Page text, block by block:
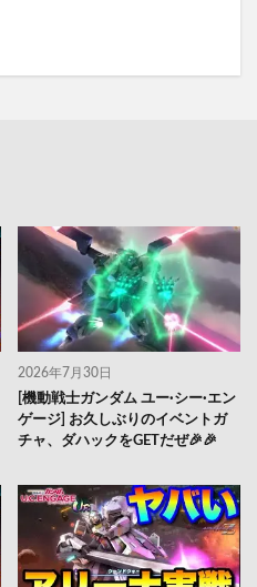
2026年7月30日
[機動戦士ガンダム ユー·シー·エン
ゲージ] お久しぶりのイベントガ
チャ、ダハックをGETだぜ🎉🎉